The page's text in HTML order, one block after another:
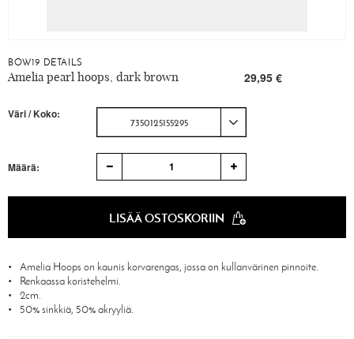
BOW19 DETAILS
Amelia pearl hoops, dark brown 29,95 €
Väri / Koko:
7350125155295
Määrä: 1
LISÄÄ OSTOSKORIIN
Amelia Hoops on kaunis korvarengas, jossa on kullanvärinen pinnoite.
Renkaassa koristehelmi.
2cm.
50% sinkkiä, 50% akryyliä.